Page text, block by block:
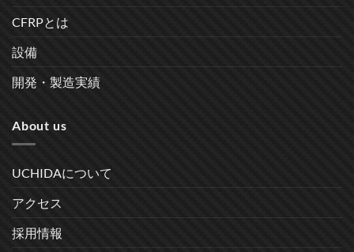
CFRPとは
設備
開発・製造実績
About us
UCHIDAについて
アクセス
採用情報